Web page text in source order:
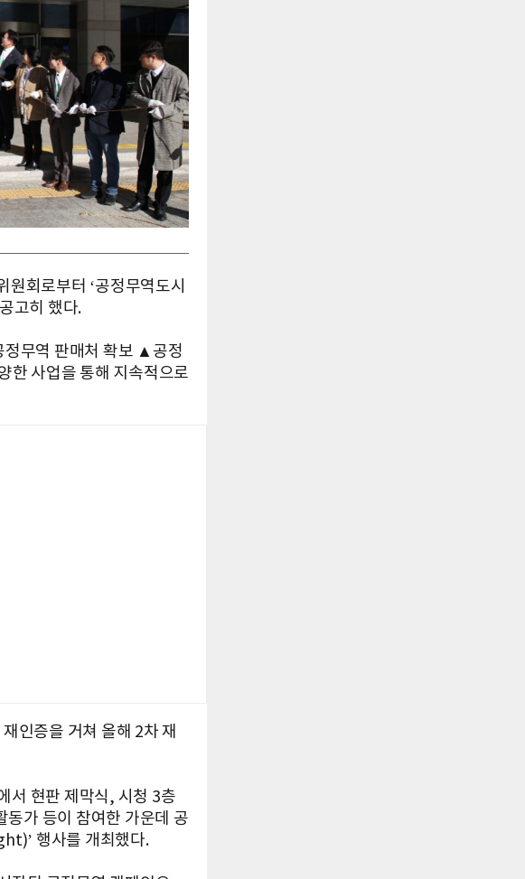
회로부터 ‘공정무역도시
고히 했다.
무역 판매처 확보 ▲공정
한 사업을 통해 지속적으로
인증을 거쳐 올해 2차 재
서 현판 제막식, 시청 3층
가 등이 참여한 가운데 공
행사를 개최했다.